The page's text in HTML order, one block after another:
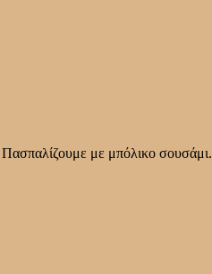
Πασπαλίζουμε με μπόλικο σουσάμι.